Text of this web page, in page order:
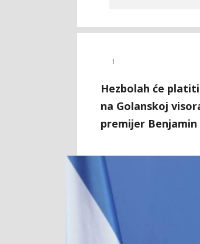
AUTOR
1
Hezbolah će
na Golanskoj
premijer